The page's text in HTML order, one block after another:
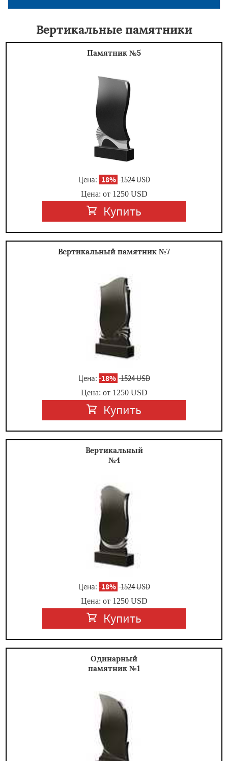
Вертикальные памятники
Памятник №5
Цена: -18% 1524 USD
Цена: от 1250USD
Купить
Вертикальный памятник №7
Цена: -18% 1524 USD
Цена: от 1250USD
Купить
Вертикальный
№4
Цена: -18% 1524 USD
Цена: от 1250USD
Купить
Одинарный
памятник №1